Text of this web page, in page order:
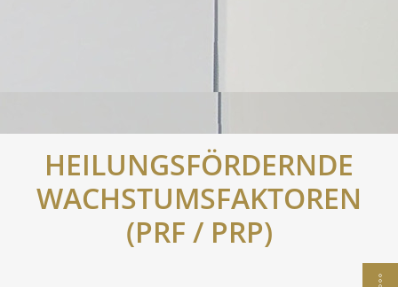
HEILUNGSFÖRDERNDE
WACHSTUMSFAKTOREN
(PRF / PRP)